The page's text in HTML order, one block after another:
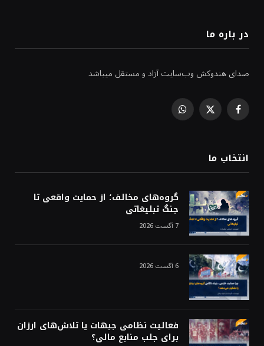
در باره ما
صدای هندوکش وب‌سایت آزاد و مستقل میباشد
Facebook
X
WhatsApp
انتخاب ما
گروه‌های مخالف؛ از حمایت واقعی تا
جنگ تبلیغاتی
7 آگست 2026
6 آگست 2026
فعالیت نظامی جبهات یا تلاش‌های ارزان
برای جلب منابع مالی؟